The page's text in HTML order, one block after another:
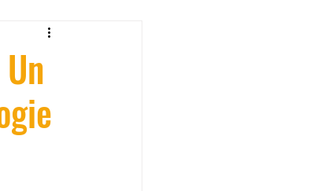
3D en ligne.